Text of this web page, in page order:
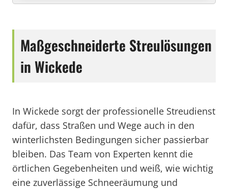
Maßgeschneiderte Streulösungen
in Wickede
In Wickede sorgt der professionelle Streudienst
dafür, dass Straßen und Wege auch in den
winterlichsten Bedingungen sicher passierbar
bleiben. Das Team von Experten kennt die
örtlichen Gegebenheiten und weiß, wie wichtig
eine zuverlässige Schneeräumung und